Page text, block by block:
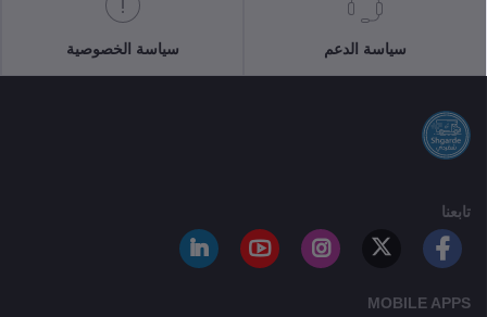
سياسة الدعم سياسة الخصوصية
تابعنا
MOBILE APPS